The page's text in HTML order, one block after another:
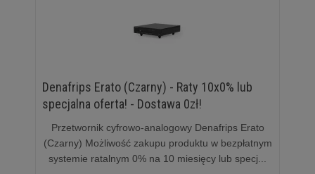
Denafrips Erato (Czarny) - Raty 10x0% lub
specjalna oferta! - Dostawa 0zł!
Przetwornik cyfrowo-analogowy Denafrips Erato
(Czarny) Możliwość zakupu produktu w bezpłatnym
systemie ratalnym 0% na 10 miesięcy lub specj...